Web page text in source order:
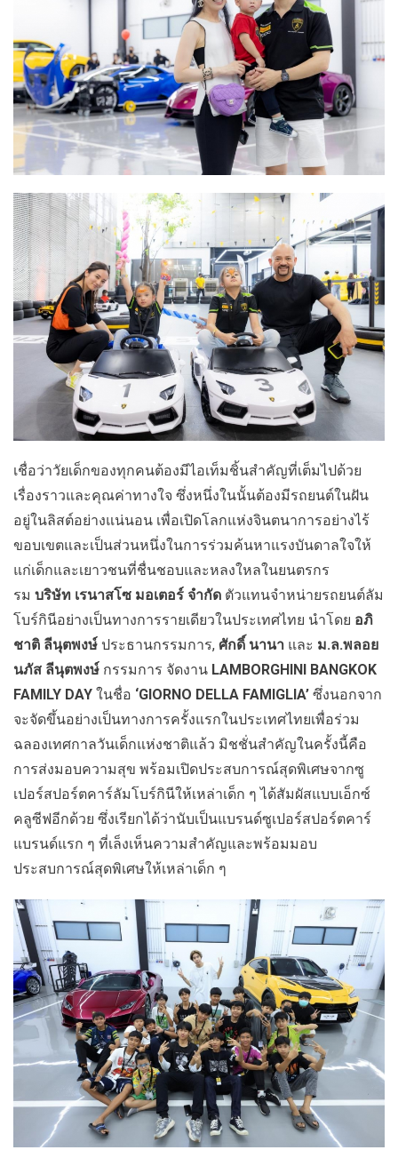
เชื่อว่าวัยเด็กของทุกคนต้องมีไอเท็มชิ้นสำคัญที่เต็มไปด้วย
เรื่องราวและคุณค่าทางใจ ซึ่งหนึ่งในนั้นต้องมีรถยนต์ในฝัน
อยู่ในลิสต์อย่างแน่นอน เพื่อเปิดโลกแห่งจินตนาการอย่างไร้
ขอบเขตและเป็นส่วนหนึ่งในการร่วมค้นหาแรงบันดาลใจให้
แก่เด็กและเยาวชนที่ชื่นชอบและหลงใหลในยนตรกร
รม บริษัท เรนาสโซ มอเตอร์ จำกัด ตัวแทนจำหน่ายรถยนต์ลัม
โบร์กินีอย่างเป็นทางการรายเดียวในประเทศไทย นำโดย อภิ
ชาติ ลีนุตพงษ์ ประธานกรรมการ, ศักดิ์ นานา และ ม.ล.พลอย
นภัส ลีนุตพงษ์ กรรมการ จัดงาน LAMBORGHINI BANGKOK
FAMILY DAY ในชื่อ ‘GIORNO DELLA FAMIGLIA’ ซึ่งนอกจาก
จะจัดขึ้นอย่างเป็นทางการครั้งแรกในประเทศไทยเพื่อร่วม
ฉลองเทศกาลวันเด็กแห่งชาติแล้ว มิชชั่นสำคัญในครั้งนี้คือ
การส่งมอบความสุข พร้อมเปิดประสบการณ์สุดพิเศษจากซู
เปอร์สปอร์ตคาร์ลัมโบร์กินีให้เหล่าเด็ก ๆ ได้สัมผัสแบบเอ็กซ์
คลูซีฟอีกด้วย ซึ่งเรียกได้ว่านับเป็นแบรนด์ซูเปอร์สปอร์ตคาร์
แบรนด์แรก ๆ ที่เล็งเห็นความสำคัญและพร้อมมอบ
ประสบการณ์สุดพิเศษให้เหล่าเด็ก ๆ